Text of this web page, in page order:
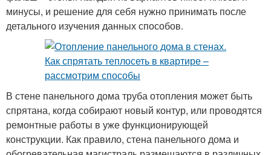
минусы, и решение для себя нужно принимать после
детального изучения данных способов.
В стене панельного дома труба отопления может быть
спрятана, когда собирают новый контур, или проводятся
ремонтные работы в уже функционирующей
конструкции. Как правило, стена панельного дома и